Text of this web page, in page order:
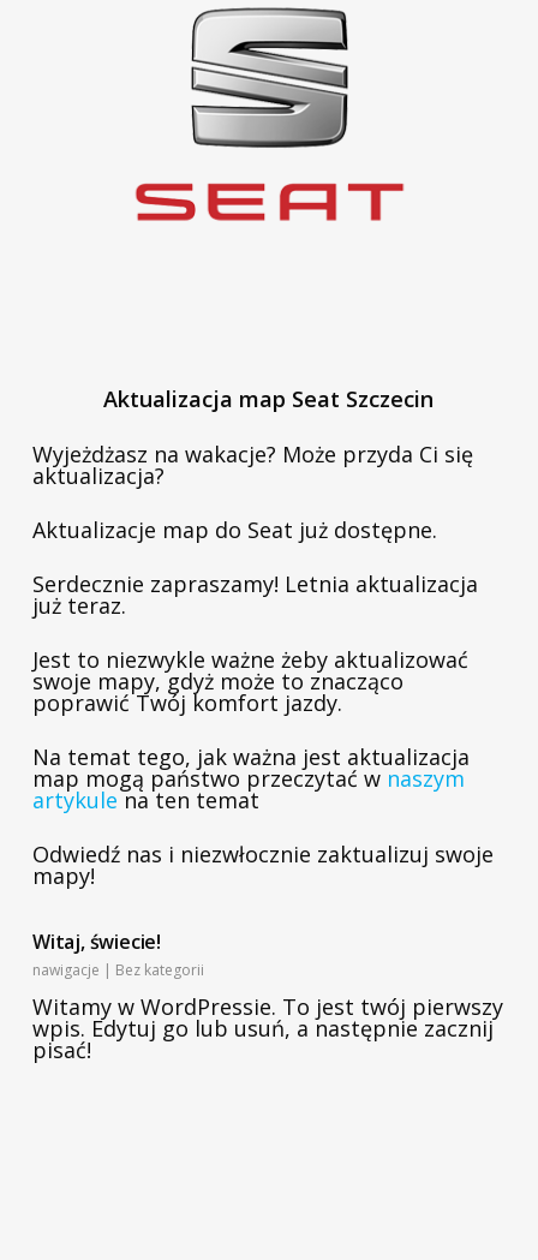
Aktualizacja map Seat Szczecin
Wyjeżdżasz na wakacje? Może przyda Ci się
aktualizacja?
Aktualizacje map do Seat już dostępne.
Serdecznie zapraszamy! Letnia aktualizacja
już teraz.
Jest to niezwykle ważne żeby aktualizować
swoje mapy, gdyż może to znacząco
poprawić Twój komfort jazdy.
Na temat tego, jak ważna jest aktualizacja
map mogą państwo przeczytać w naszym
artykulena ten temat
Odwiedź nas i niezwłocznie zaktualizuj swoje
mapy!
Witaj, świecie!
nawigacje | Bez kategorii
Witamy w WordPressie. To jest twój pierwszy
wpis. Edytuj go lub usuń, a następnie zacznij
pisać!